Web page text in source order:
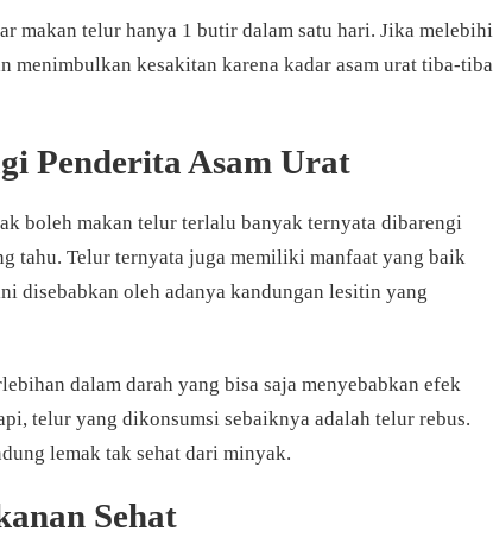
makan telur hanya 1 butir dalam satu hari. Jika melebihi
menimbulkan kesakitan karena kadar asam urat tiba-tiba
Penderita Asam Urat
boleh makan telur terlalu banyak ternyata dibarengi
tahu. Telur ternyata juga memiliki manfaat yang baik
disebabkan oleh adanya kandungan lesitin yang
dalam darah yang bisa saja menyebabkan efek
telur yang dikonsumsi sebaiknya adalah telur rebus.
lemak tak sehat dari minyak.
Sehat